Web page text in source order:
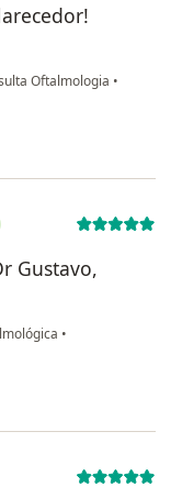
Oftalmologia •
Gustavo,
•